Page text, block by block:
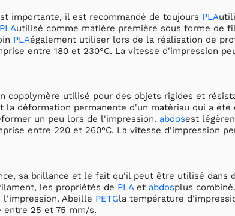
importante, il est recommandé de toujours PLA
PLAutilisé comme matière première sous forme de
PLAégalement utiliser lors de la réalisation de
entre 180 et 230°C. La vitesse d'impression
copolymère utilisé pour des objets rigides et
la déformation permanente d'un matériau qui a été
un peu lors de l'impression. abdosest
entre 220 et 260°C. La vitesse d'impression
sa brillance et le fait qu'il peut être utilisé dans
les propriétés de PLAet abdosplus
Abeille PETGla température
25 et 75 mm/s.